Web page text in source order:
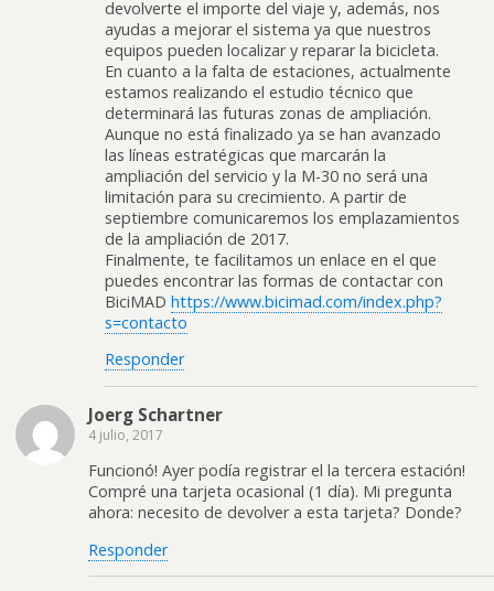
devolverte el importe del viaje y, además, nos
ayudas a mejorar el sistema ya que nuestros
equipos pueden localizar y reparar la bicicleta.
En cuanto a la falta de estaciones, actualmente
estamos realizando el estudio técnico que
determinará las futuras zonas de ampliación.
Aunque no está finalizado ya se han avanzado
las líneas estratégicas que marcarán la
ampliación del servicio y la M-30 no será una
limitación para su crecimiento. A partir de
septiembre comunicaremos los emplazamientos
de la ampliación de 2017.
Finalmente, te facilitamos un enlace en el que
puedes encontrar las formas de contactar con
BiciMAD https://www.bicimad.com/index.php?
s=contacto
Responder
Joerg Schartner
4 julio, 2017
Funcionó! Ayer podía registrar el la tercera estación!
Compré una tarjeta ocasional (1 día). Mi pregunta
ahora: necesito de devolver a esta tarjeta? Donde?
Responder